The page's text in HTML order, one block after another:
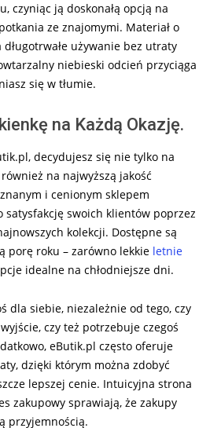
czyniąc ją doskonałą opcją na
ze znajomymi. Materiał o
używanie bez utraty
niebieski odcień przyciąga
się w tłumie.
na Każdą Okazję.
decydujesz się nie tylko na
na najwyższą jakość
i cenionym sklepem
swoich klientów poprzez
kolekcji. Dostępne są
porę roku – zarówno lekkie letnie
idealne na chłodniejsze dni.
dla siebie, niezależnie od tego, czy
czy też potrzebuje czegoś
eButik.pl często oferuje
dzięki którym można zdobyć
lepszej cenie. Intuicyjna strona
zakupowy sprawiają, że zakupy
przyjemnością.